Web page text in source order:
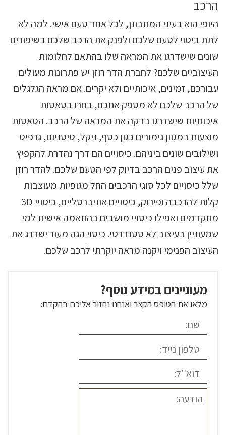
הרכב
היופי הוא בעיני המתבונן, לכל אחד טעם אישי. למה לא
לתת ביטוי לטעם שלכם ולפנק את הרכב שלכם בשיפורים
שונים שישדרגו את המראה שלו בהתאם לחלומות
העיצוביים שלכם? לחברת הדר רוזן יש פתרונות מעולים
עבורכם, זמינים, איכותיים ולא יקרים. אם מראה הגלגלים
של הרכב שלכם לא מספק אתכם, בחרו בטאסות
איכותיות שישדרגו בדקה את המראה של הרכב. הטאסות
מוצעות במגוון גימורים כגון כסף, ניקל, טיטניום, גרפיט
ושילובים שונים ביניהם. כיסויים הם דרך נהדרת להקפיץ
את עיצוב פנים הרכב בדיוק לפי הטעם שלכם. להדר רוזן
שלל כיסויים לכל סוגי הרכבים החל מגופיות מעוצבות
קלות להרכבה ופירוק, כיסויים אוניברסליים, כיסויי 3D
מתקדמים ואפילו כיסויי מושבים בהתאמה אישית למי
שמעוניין בעיצוב לא סטנדרטי. כיסוי הגה מעור ישדרג את
העיצוב הפנימי ויקנה מראה יוקרתי לרכב שלכם.
מעוניינים במידע נוסף?
מלאו את הטופס הקצר ואנחנו נחזור אליכם בהקדם: